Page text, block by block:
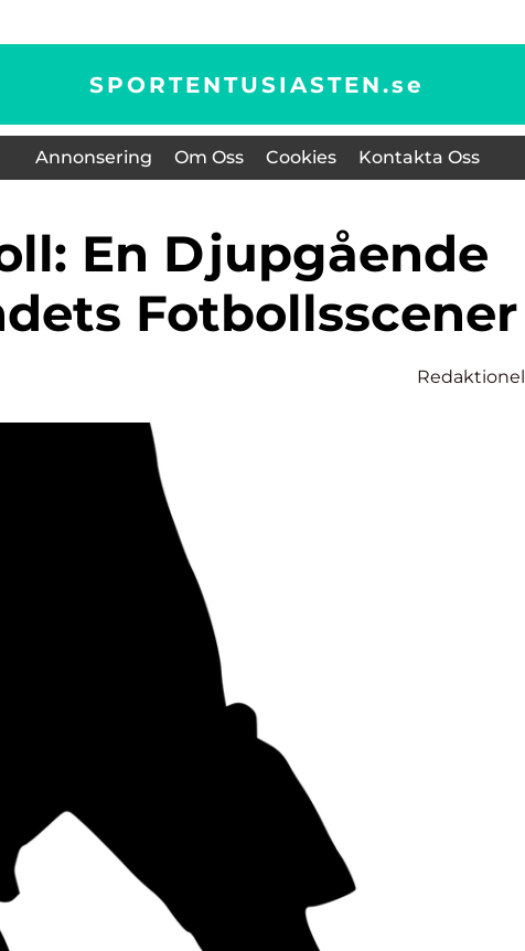
SPORTENTUSIASTEN.se
Annonsering Om Oss Cookies Kontakta Oss
Fotbollsscener
Redaktionel